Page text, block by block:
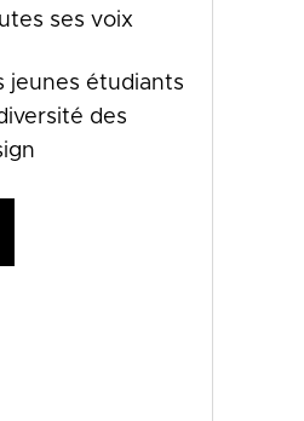
ses voix
jeunes étudiants
des